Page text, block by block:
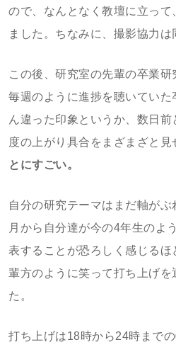
ので、なんとなく教壇に立っ
ました。ちなみに、撮影協力は
この後、研究室の先輩の卒業研
毎週のように進捗を聴いてい
ん違った印象というか、数日
度の上がり具合をまざまざと見
とにすごい。
自分の研究テーマはまだ軸が
月から自分達が今の4年生のよ
表することが恐ろしく感じる
輩方のように笑って打ち上げを
た。
打ち上げは18時から24時までの